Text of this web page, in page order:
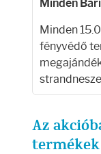
Minden
Minden
fényvédő
Az
termékek
Hajmaszkok
Hajhullás